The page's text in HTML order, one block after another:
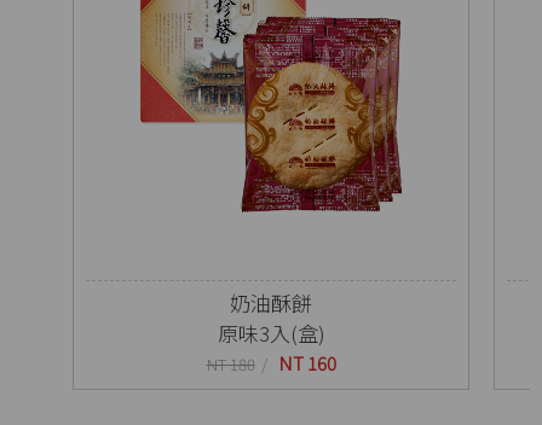
奶油酥餅
原味3入(盒)
NT 180 NT 160